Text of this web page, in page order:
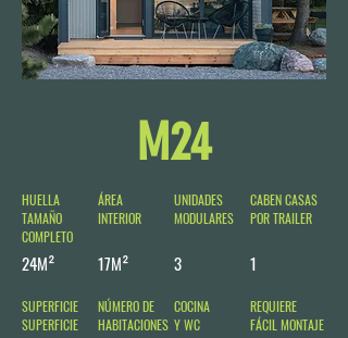
M24
HUELLA
TAMAÑO
COMPLETO
ÁREA
INTERIOR
UNIDADES
MODULARES
CABEN CASAS
POR TRAILER
24M² 17M² 3 1
SUPERFICIE
SUPERFICIE
NÚMERO DE
HABITACIONES
COCINA
Y WC
REQUIERE
FÁCIL MONTAJE